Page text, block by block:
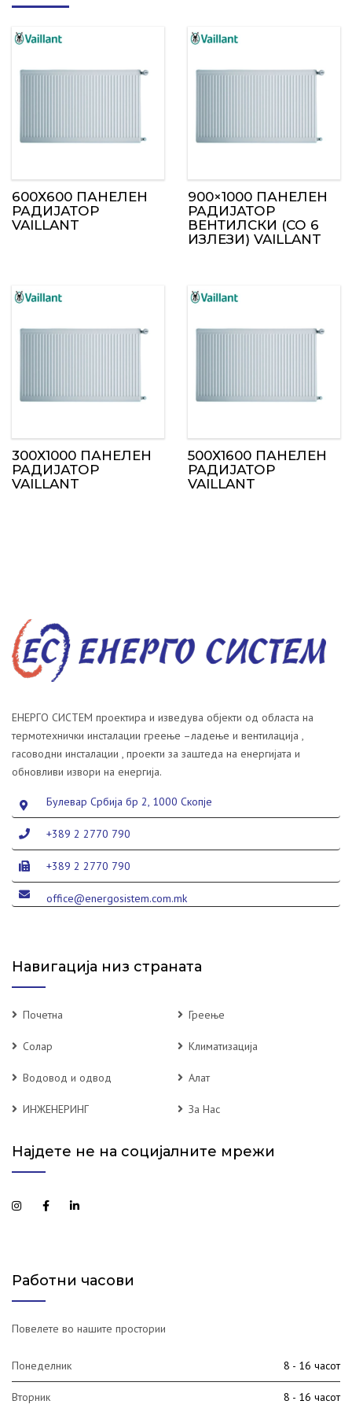
600Х600 ПАНЕЛЕН
РАДИЈАТОР
VAILLANT
900×1000 ПАНЕЛЕН
РАДИЈАТОР
ВЕНТИЛСКИ (СО 6
ИЗЛЕЗИ) VAILLANT
300Х1000 ПАНЕЛЕН
РАДИЈАТОР
VAILLANT
500Х1600 ПАНЕЛЕН
РАДИЈАТОР
VAILLANT
ЕНЕРГО СИСТЕМ проектира и изведува објекти од областа на
термотехнички инсталации греење –ладење и вентилација ,
гасоводни инсталации , проекти за заштеда на енергијата и
обновливи извори на енергија.
Булевар Србија бр 2, 1000 Скопје
+389 2 2770 790
+389 2 2770 790
office@energosistem.com.mk
Навигација низ страната
Почетна Греење
Солар Климатизација
Водовод и одвод Алат
ИНЖЕНЕРИНГ За Нас
Најдете не на социјалните мрежи
Работни часови
Повелете во нашите простории
Понеделник 8 - 16 часот
Вторник 8 - 16 часот